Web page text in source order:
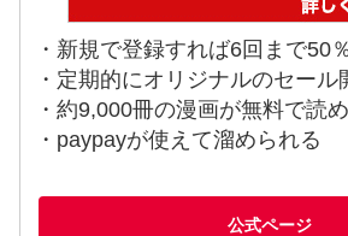
・新規で登録すれば6回まで50
・定期的にオリジナルのセール
・約9,000冊の漫画が無料で読
・paypayが使えて溜められる
公式ページ